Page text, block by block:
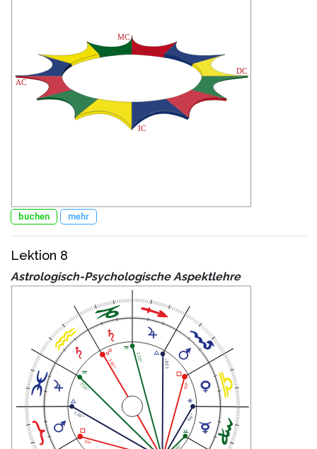
buchen mehr
Lektion 8
Astrologisch-Psychologische Aspektlehre